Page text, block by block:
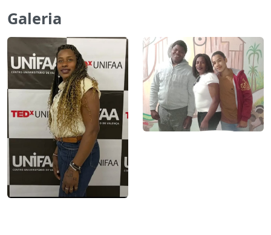
Galeria